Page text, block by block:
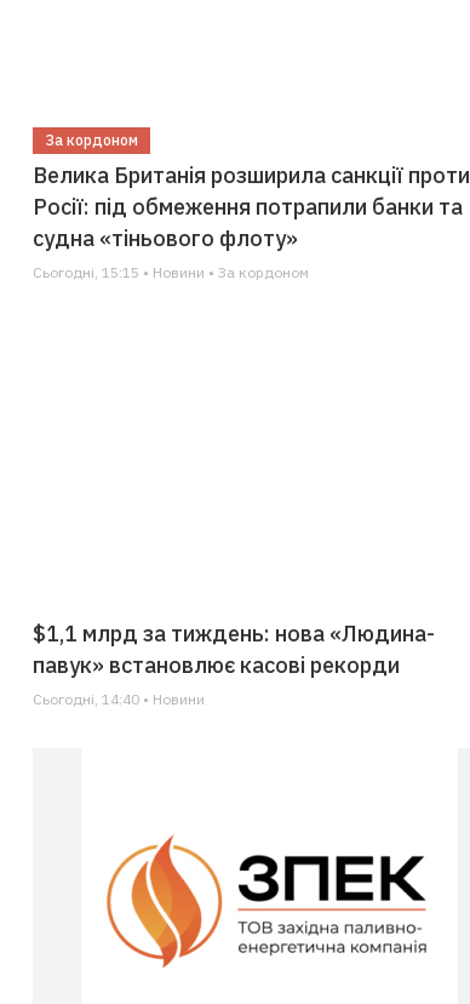
За кордоном
Велика Британія розширила санкції проти
Росії: під обмеження потрапили банки та
судна «тіньового флоту»
Сьогодні, 15:15 • Новини • За кордоном
$1,1 млрд за тиждень: нова «Людина-
павук» встановлює касові рекорди
Сьогодні, 14:40 • Новини